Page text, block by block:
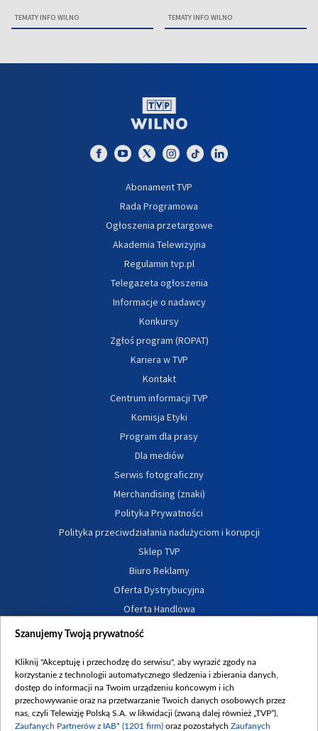
TEMATY INFO WILNO TEMATY INFO WILNO
Abonament TVP
Rada Programowa
Ogłoszenia przetargowe
Akademia Telewizyjna
Regulamin tvp.pl
Telegazeta ogłoszenia
Informacje o nadawcy
Konkursy
Zgłoś program (ROPAT)
Kariera w TVP
Kontakt
Centrum informacji TVP
Komisja Etyki
Program dla prasy
Dla mediów
Serwis fotograficzny
Merchandising (znaki)
Polityka Prywatności
Polityka przeciwdziałania nadużyciom i korupcji
Sklep TVP
Biuro Reklamy
Oferta Dystrybucyjna
Oferta Handlowa
Dostępność
Procedura zgłoszeń wewnętrznych
Szanujemy Twoją prywatność
Kliknij "Akceptuję i przechodzę do serwisu", aby wyrazić zgody na
korzystanie z technologii automatycznego śledzenia i zbierania danych,
dostęp do informacji na Twoim urządzeniu końcowym i ich
przechowywanie oraz na przetwarzanie Twoich danych osobowych przez
nas, czyli Telewizję Polską S.A. w likwidacji (zwaną dalej również „TVP”),
Zaufanych Partnerów z IAB* (1201 firm) oraz pozostałych Zaufanych